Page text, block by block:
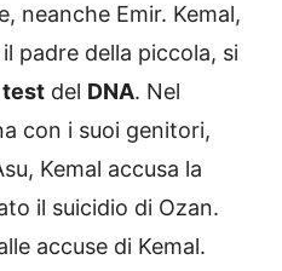
neanche Emir. Kemal,
padre della piccola, si
test del DNA. Nel
con i suoi genitori,
Kemal accusa la
il suicidio di Ozan.
accuse di Kemal.